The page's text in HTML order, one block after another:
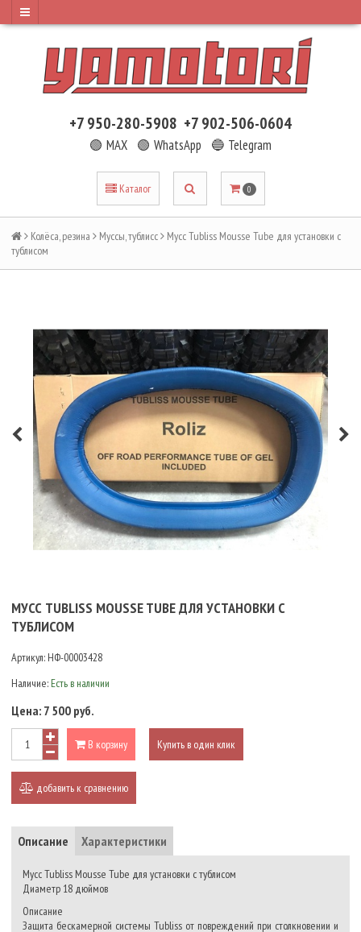
+7 950-280-5908 +7 902-506-0604
🟢 MAX 🟢 WhatsApp 🔵 Telegram
Каталог 0
Колёса, резина Муссы, тублисс
Мусс Tubliss Mousse Tube для установки с
тублисом
МУСС TUBLISS MOUSSE TUBE ДЛЯ УСТАНОВКИ С
ТУБЛИСОМ
Артикул: НФ-00003428
Наличие: Есть в наличии
Цена: 7 500 руб.
В корзину Купить в один клик
добавить к сравнению
Описание Характеристики
Мусс Tubliss Mousse Tube для установки с тублисом
Диаметр 18 дюймов
Описание
Защита бескамерной системы Tubliss от повреждений при столкновении и